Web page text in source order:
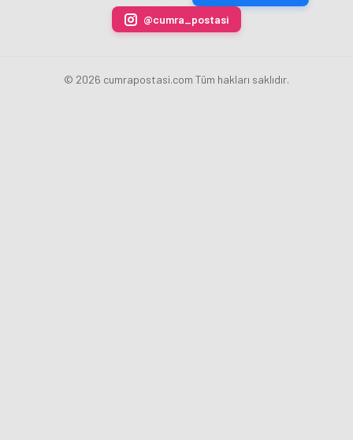
Karahan
oldu
@cumra_postasi
© 2026 cumrapostasi.com Tüm hakları saklıdır.